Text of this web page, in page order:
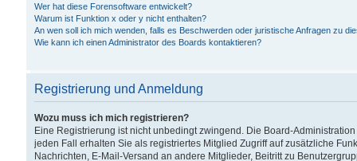
Wer hat diese Forensoftware entwickelt?
Warum ist Funktion x oder y nicht enthalten?
An wen soll ich mich wenden, falls es Beschwerden oder juristische Anfragen zu
Wie kann ich einen Administrator des Boards kontaktieren?
Registrierung und Anmeldung
Wozu muss ich mich registrieren?
Eine Registrierung ist nicht unbedingt zwingend. Die Board-
jeden Fall erhalten Sie als registriertes Mitglied Zugriff auf zusätzliche
Nachrichten, E-Mail-Versand an andere Mitglieder, Beitritt zu